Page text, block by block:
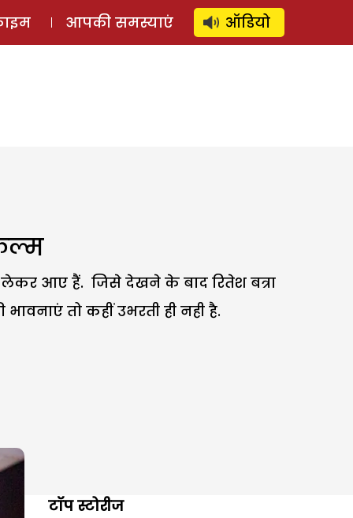
लॉग इन ⚲ SUBSCRIBE
आपकी समस्याएं ऑडियो
लेकर आए हैं. जिसे देखने के बाद रितेश बत्रा
तो कहीं उभरती ही नही है.
टॉप स्टोरीज